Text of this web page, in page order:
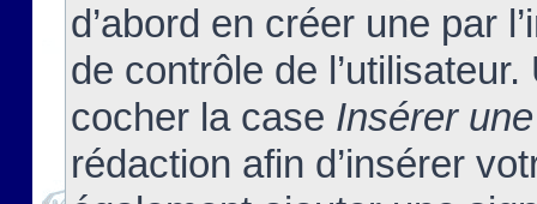
d’abord en créer une par
de contrôle de
cocher la case Insérer
rédaction afin d’insérer